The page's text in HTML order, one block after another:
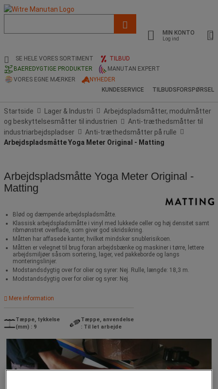
og
søgehistorik
MIN KONTO
Log ind
SE HELE VORES SORTIMENT
TILBUD
BAEREDYGTIGE PRODUKTER
MANUTAN EXPERT
VORES EGNE MÆRKER
NYHEDER
KUNDESERVICE
TILBUDSFORSPØRSEL
Startside Lager & Industri
Arbejdspladsmåtter, modulmåtter
og beskyttelsesmåtter til industrien
Anti-træthedsmåtter til
industriarbejdspladser
Anti-træthedsmåtter på rulle
Arbejdspladsmåtte Yoga Meter Original - Matting
Arbejdspladsmåtte Yoga Meter Original -
Matting
Blød og dæmpende arbejdspladsmåtte.
Klassisk arbejdspladsmåtte i vinyl med lukkede celler og høj densitet samt
ribmønstret overflade, som giver god skridsikring.
Måtten har affasede kanter, hvilket mindsker snublerisikoen.
Måtten er velegnet til brug foran arbejdsbænke og maskiner i tørre, lettere
arbejdsmiljøer såsom sortering, lager, ved pakkeborde og langs
monteringslinjer.
Modstandsdygtig over for olier og syrer: Nej. Rulle, længde: 18,3 m.
Modstandsdygtig over for olier og syrer: Nej.
Mere information
Tæppe, tykkelse
(mm) : 9
Tæppe, anvendelse
: Til let arbejde